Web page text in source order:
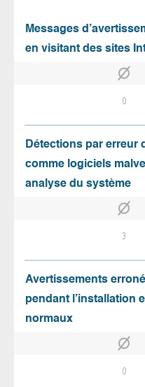
Messages
en visitant des sites
0
Détections par erreur
comme logiciels
analyse du système
3
Avertissements
pendant l’installation
normaux
0